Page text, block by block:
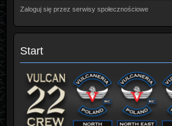
Start
Zaloguj się przez serwisy społecznościowe